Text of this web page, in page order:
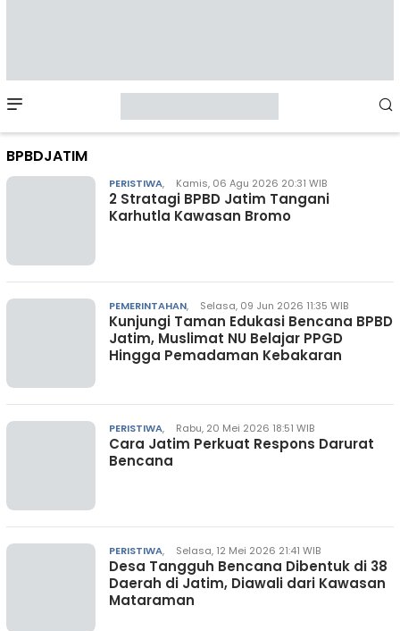
Menu
BPBDJATIM
PERISTIWA, Kamis, 06 Agu 2026 20:31 WIB
2 Stratagi BPBD Jatim Tangani
Karhutla Kawasan Bromo
PEMERINTAHAN, Selasa, 09 Jun 2026 11:35 WIB
Kunjungi Taman Edukasi Bencana BPBD
Jatim, Muslimat NU Belajar PPGD
Hingga Pemadaman Kebakaran
PERISTIWA, Rabu, 20 Mei 2026 18:51 WIB
Cara Jatim Perkuat Respons Darurat
Bencana
PERISTIWA, Selasa, 12 Mei 2026 21:41 WIB
Desa Tangguh Bencana Dibentuk di 38
Daerah di Jatim, Diawali dari Kawasan
Mataraman